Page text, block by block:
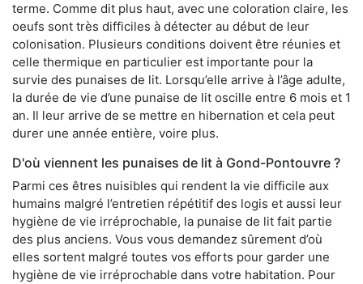
terme. Comme dit plus haut, avec une coloration claire, les
oeufs sont très difficiles à détecter au début de leur
colonisation. Plusieurs conditions doivent être réunies et
celle thermique en particulier est importante pour la
survie des punaises de lit. Lorsqu’elle arrive à l’âge adulte,
la durée de vie d’une punaise de lit oscille entre 6 mois et 1
an. Il leur arrive de se mettre en hibernation et cela peut
durer une année entière, voire plus.
D'où viennent les punaises de lit à Gond-Pontouvre ?
Parmi ces êtres nuisibles qui rendent la vie difficile aux
humains malgré l’entretien répétitif des logis et aussi leur
hygiène de vie irréprochable, la punaise de lit fait partie
des plus anciens. Vous vous demandez sûrement d’où
elles sortent malgré toutes vos efforts pour garder une
hygiène de vie irréprochable dans votre habitation. Pour